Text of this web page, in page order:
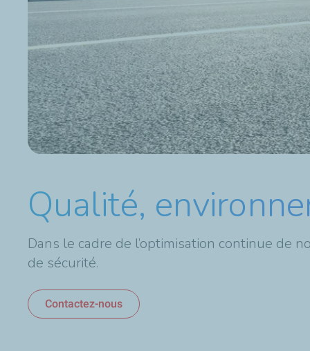
Qualité,
Dans le cadre de l’optimisation continue de
de sécurité.
Contactez-nous